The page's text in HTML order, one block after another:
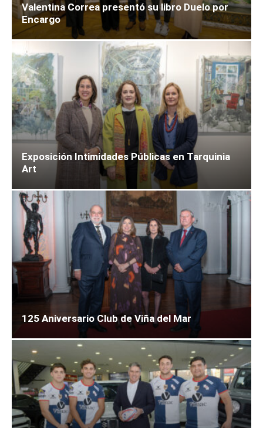
Valentina Correa presentó su libro Duelo por
Encargo
Exposición Intimidades Públicas en Tarquinia
Art
125 Aniversario Club de Viña del Mar